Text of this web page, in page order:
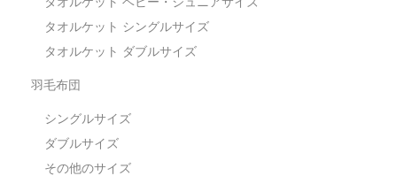
タオルケット シングルサイズ
タオルケット ダブルサイズ
羽毛布団
シングルサイズ
ダブルサイズ
その他のサイズ